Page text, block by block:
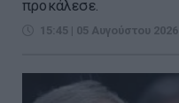
προκάλεσε.
15:45 | 05 Αυγούστου 2026